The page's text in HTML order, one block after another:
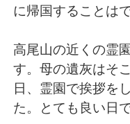
日本語
Русский
Indonesia
Türkçe
に帰国することは
高尾山の近くの霊
す。母の遺灰はそ
日、霊園で挨拶を
た。とても良い日で